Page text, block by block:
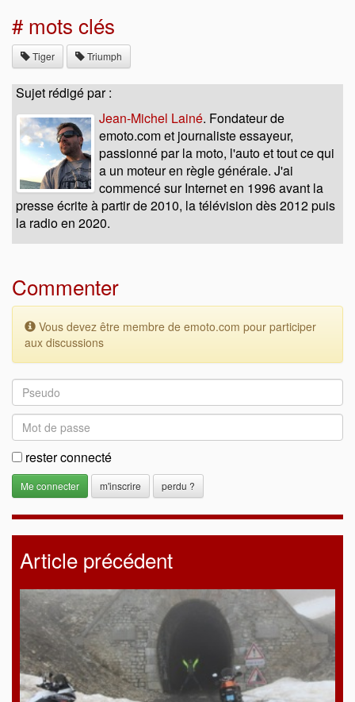
# mots clés
Tiger Triumph
Sujet rédigé par :
Jean-Michel Lainé. Fondateur de
emoto.com et journaliste essayeur,
passionné par la moto, l'auto et tout ce qui
a un moteur en règle générale. J'ai
commencé sur Internet en 1996 avant la
presse écrite à partir de 2010, la télévision dès 2012 puis
la radio en 2020.
Commenter
Vous devez être membre de emoto.com pour participer
aux discussions
rester connecté
m'inscrire perdu ?
Article précédent